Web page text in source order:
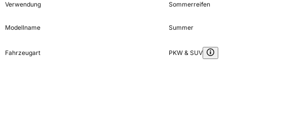
Verwendung Sommerreifen
Modellname Summer
Fahrzeugart PKW & SUV